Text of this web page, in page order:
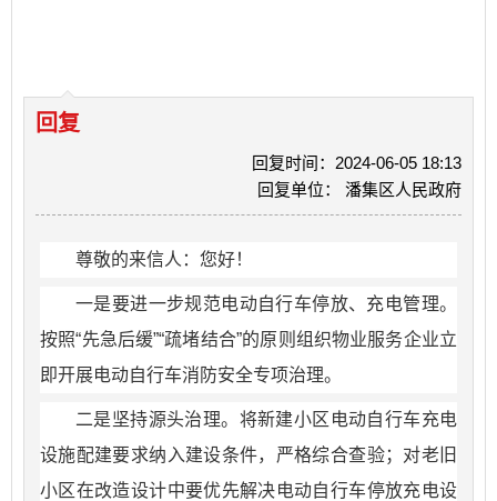
回复
回复时间：2024-06-05 18:13
回复单位： 潘集区人民政府
尊敬的来信人：您好！
一是要进一步规范电动自行车停放、充电管理。
按照“先急后缓”“疏堵结合”的原则组织物业服务企业立
即开展电动自行车消防安全专项治理。
二是坚持源头治理。将新建小区电动自行车充电
设施配建要求纳入建设条件，严格综合查验；对老旧
小区在改造设计中要优先解决电动自行车停放充电设